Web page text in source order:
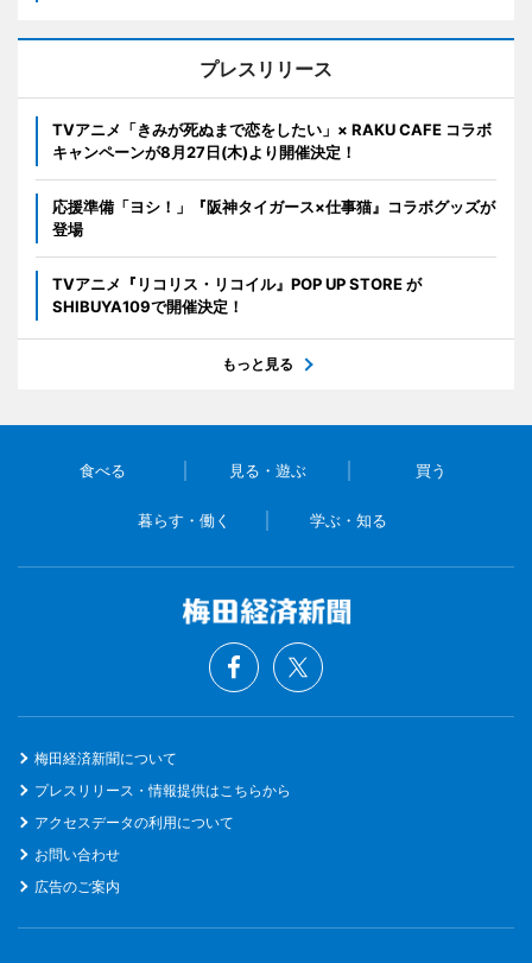
プレスリリース
TVアニメ「きみが死ぬまで恋をしたい」× RAKU CAFE コラボ
キャンペーンが8月27日(木)より開催決定！
応援準備「ヨシ！」『阪神タイガース×仕事猫』コラボグッズが
登場
TVアニメ『リコリス・リコイル』POP UP STORE が
SHIBUYA109で開催決定！
もっと見る
食べる 見る・遊ぶ 買う
暮らす・働く 学ぶ・知る
梅田経済新聞について
プレスリリース・情報提供はこちらから
アクセスデータの利用について
お問い合わせ
広告のご案内